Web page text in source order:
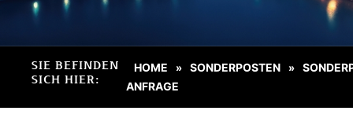
SIE BEFINDEN
SICH HIER:
HOME » SONDERPOSTEN »
ANFRAGE